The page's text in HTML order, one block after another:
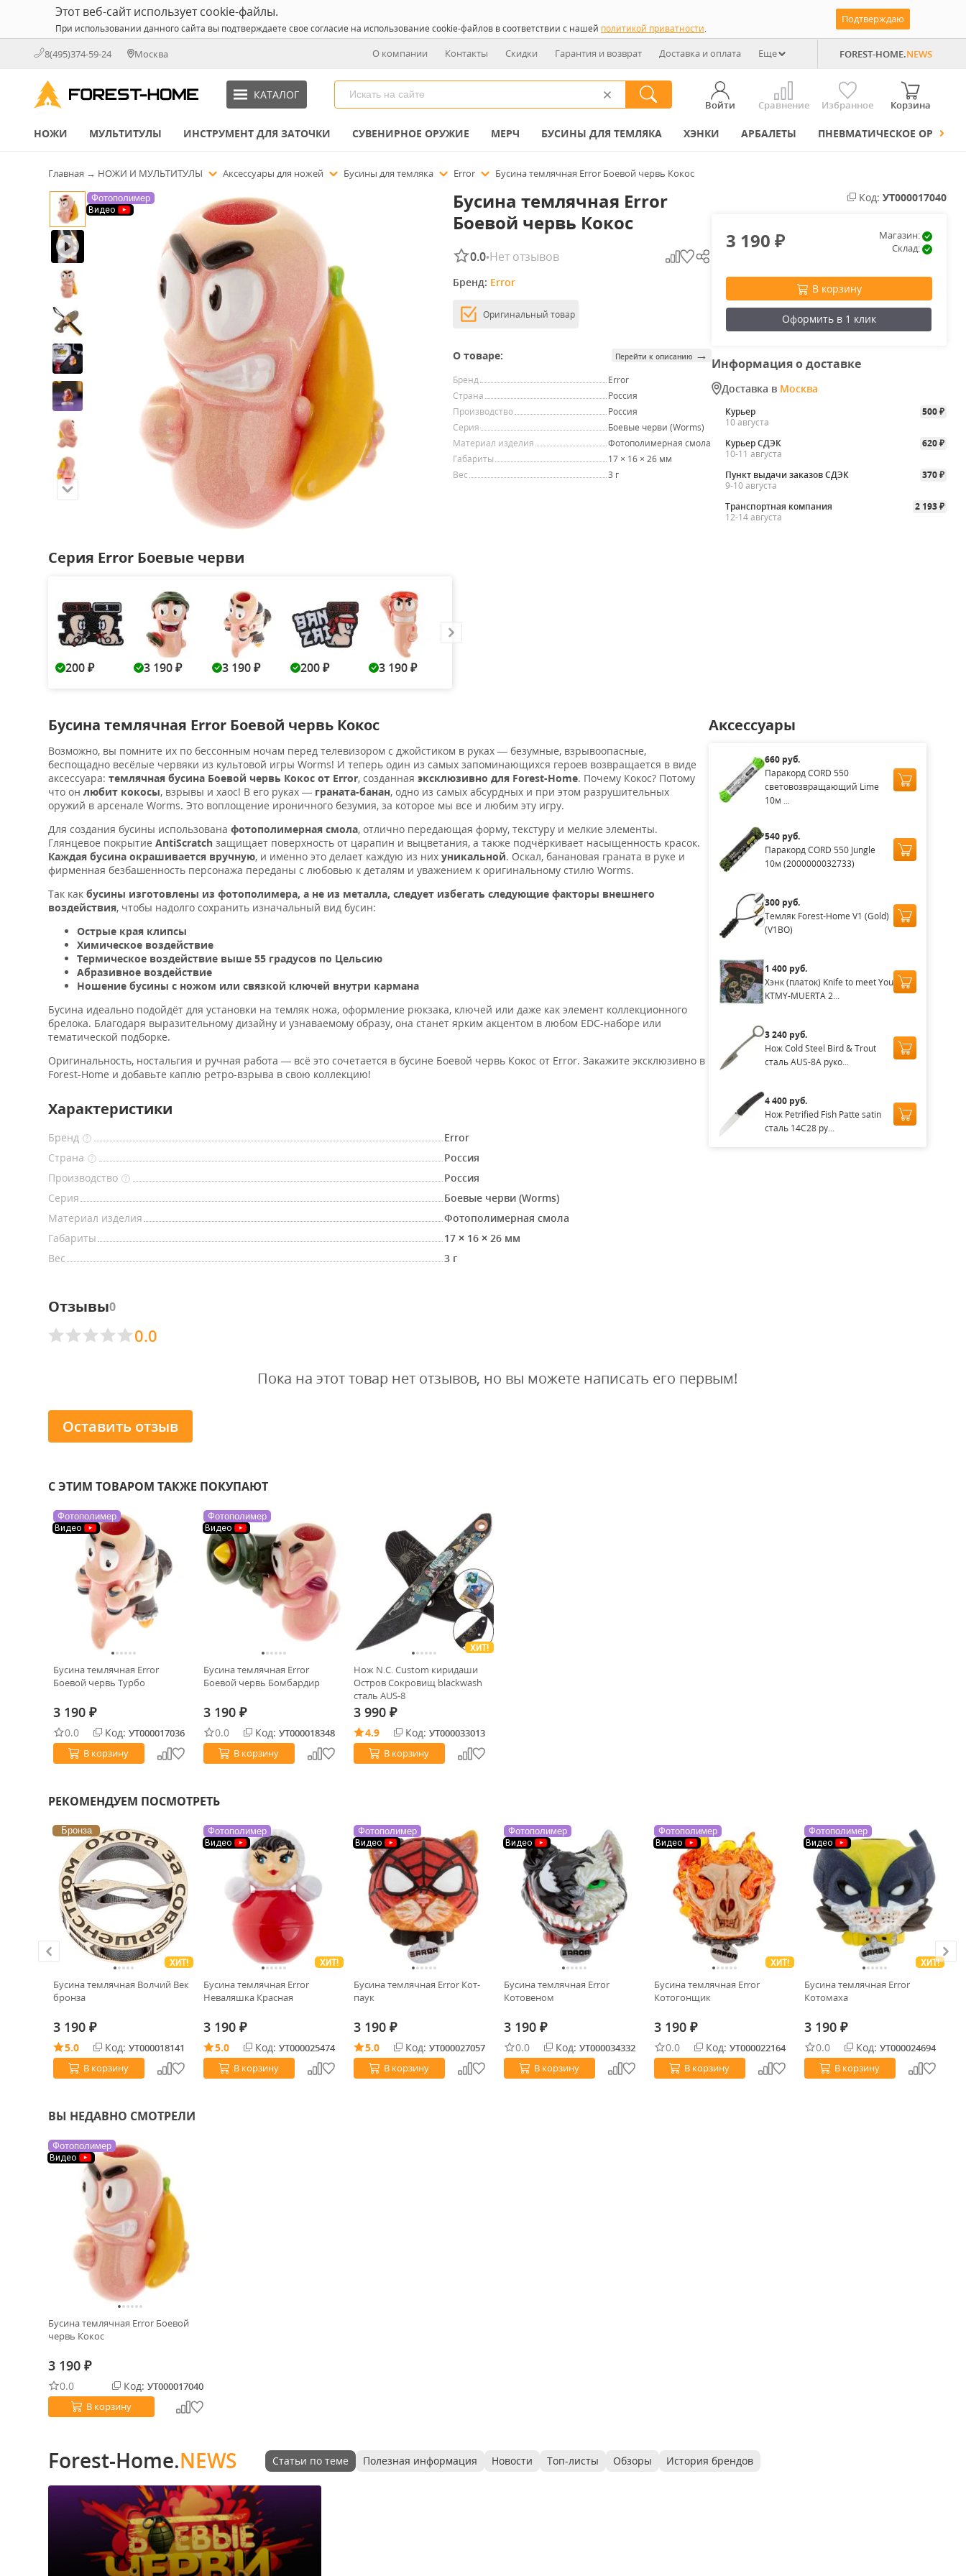
Этот веб-сайт использует cookie-файлы.
При использовании данного сайта вы подтверждаете свое согласие на использование cookie-файлов в соответствии с нашей политикой приватности.
Подтверждаю
8(495)374-59-24 Москва О компании Контакты Скидки Гарантия и возврат Доставка и оплата Еще FOREST-HOME.NEWS
КАТАЛОГ
Войти Сравнение Избранное Корзина
НОЖИ МУЛЬТИТУЛЫ ИНСТРУМЕНТ ДЛЯ ЗАТОЧКИ СУВЕНИРНОЕ ОРУЖИЕ МЕРЧ БУСИНЫ ДЛЯ ТЕМЛЯКА ХЭНКИ АРБАЛЕТЫ ПНЕВМАТИЧЕСКОЕ ОРУЖИЕ
Главная → НОЖИ И МУЛЬТИТУЛЫ Аксессуары для ножей Бусины для темляка Error Бусина темлячная Error Боевой червь Кокос
Фотополимер
Видео
Серия Error Боевые черви
200 ₽ 3 190 ₽ 3 190 ₽ 200 ₽ 3 190 ₽
Бусина темлячная Error
Боевой червь Кокос
0.0•Нет отзывов
Бренд: Error
Оригинальный товар
О товаре: Перейти к описанию →
Бренд
Error
Страна
Россия
Производство
Россия
Серия
Боевые черви (Worms)
Материал изделия
Фотополимерная смола
Габариты
17 × 16 × 26 мм
Вес
3 г
Код: УТ000017040
3 190₽
Магазин:
Склад:
В корзину
Оформить в 1 клик
Информация о доставке
Доставка в Москва
Курьер 500 ₽
10 августа
Курьер СДЭК
620 ₽
10-11 августа
Пункт выдачи заказов СДЭК
370 ₽
9-10 августа
Транспортная компания
2 193 ₽
12-14 августа
Бусина темлячная Error Боевой червь Кокос
Возможно, вы помните их по бессонным ночам перед телевизором с джойстиком в руках — безумные, взрывоопасные,
беспощадно весёлые червяки из культовой игры Worms! И теперь один из самых запоминающихся героев возвращается в виде
аксессуара: темлячная бусина Боевой червь Кокос от Error, созданная эксклюзивно для Forest-Home. Почему Кокос? Потому
что он любит кокосы, взрывы и хаос! В его руках — граната-банан, одно из самых абсурдных и при этом разрушительных
оружий в арсенале Worms. Это воплощение ироничного безумия, за которое мы все и любим эту игру.
Для создания бусины использована фотополимерная смола, отлично передающая форму, текстуру и мелкие элементы.
Глянцевое покрытие AntiScratch защищает поверхность от царапин и выцветания, а также подчёркивает насыщенность красок.
Каждая бусина окрашивается вручную, и именно это делает каждую из них уникальной. Оскал, банановая граната в руке и
фирменная безбашенность персонажа переданы с любовью к деталям и уважением к оригинальному стилю Worms.
Так как бусины изготовлены из фотополимера, а не из металла, следует избегать следующие факторы внешнего
воздействия, чтобы надолго сохранить изначальный вид бусин:
Острые края клипсы
Химическое воздействие
Термическое воздействие выше 55 градусов по Цельсию
Абразивное воздействие
Ношение бусины с ножом или связкой ключей внутри кармана
Бусина идеально подойдёт для установки на темляк ножа, оформление рюкзака, ключей или даже как элемент коллекционного
брелока. Благодаря выразительному дизайну и узнаваемому образу, она станет ярким акцентом в любом EDC-наборе или
тематической подборке.
Оригинальность, ностальгия и ручная работа — всё это сочетается в бусине Боевой червь Кокос от Error. Закажите эксклюзивно в
Forest-Home и добавьте каплю ретро-взрыва в свою коллекцию!
Характеристики
Бренд ?
Error
Страна
?
Россия
Производство
?
Россия
Серия
Боевые черви (Worms)
Материал изделия
Фотополимерная смола
Габариты
17 × 16 × 26 мм
Вес
3 г
Аксессуары
660 руб.
Паракорд CORD 550
световозвращающий Lime
10м ...
540 руб.
Паракорд CORD 550 Jungle
10м (2000000032733)
300 руб.
Темляк Forest-Home V1 (Gold)
(V1BO)
1 400 руб.
Хэнк (платок) Knife to meet You
KTMY-MUERTA 2...
3 240 руб.
Нож Cold Steel Bird & Trout
сталь AUS-8A руко...
4 400 руб.
Нож Petrified Fish Patte satin
сталь 14С28 ру...
Отзывы0
0.0
Пока на этот товар нет отзывов, но вы можете написать его первым!
Оставить отзыв
С ЭТИМ ТОВАРОМ ТАКЖЕ ПОКУПАЮТ
Фотополимер
Видео
Бусина темлячная Error
Боевой червь Турбо
3 190 ₽
0.0 Код: УТ000017036
В корзину
Фотополимер
Видео
Бусина темлячная Error
Боевой червь Бомбардир
3 190 ₽
0.0 Код: УТ000018348
В корзину
ХИТ!
Нож N.C. Custom киридаши
Остров Сокровищ blackwash
сталь AUS-8
3 990 ₽
4.9 Код: УТ000033013
В корзину
РЕКОМЕНДУЕМ ПОСМОТРЕТЬ
Бронза
ХИТ!
Бусина темлячная Волчий Век
бронза
3 190 ₽
5.0 Код: УТ000018141
В корзину
Фотополимер
Видео
ХИТ!
Бусина темлячная Error
Неваляшка Красная
3 190 ₽
5.0 Код: УТ000025474
В корзину
Фотополимер
Видео
Бусина темлячная Error Кот-
паук
3 190 ₽
5.0 Код: УТ000027057
В корзину
Фотополимер
Видео
Бусина темлячная Error
Котовеном
3 190 ₽
0.0 Код: УТ000034332
В корзину
Фотополимер
Видео
ХИТ!
Бусина темлячная Error
Котогонщик
3 190 ₽
0.0 Код: УТ000022164
В корзину
Фотополимер
Видео
ХИТ!
Бусина темлячная Error
Котомаха
3 190 ₽
0.0 Код: УТ000024694
В корзину
ВЫ НЕДАВНО СМОТРЕЛИ
Фотополимер
Видео
Бусина темлячная Error Боевой
червь Кокос
3 190 ₽
0.0 Код: УТ000017040
В корзину
Forest-Home.NEWS Статьи по теме Полезная информация Новости Топ-листы Обзоры История брендов